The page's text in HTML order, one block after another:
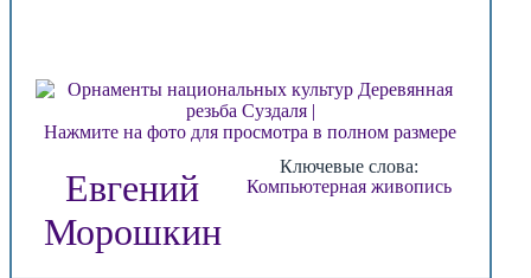
Нажмите на фото для просмотра в полном размере
Евгений
Морошкин
Ключевые слова:
Компьютерная живопись